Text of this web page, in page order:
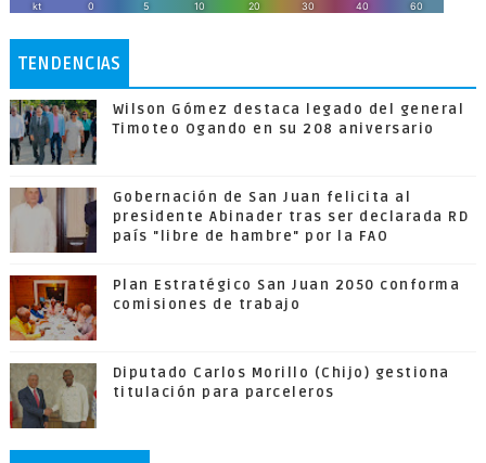
TENDENCIAS
Wilson Gómez destaca legado del general
Timoteo Ogando en su 208 aniversario
Gobernación de San Juan felicita al
presidente Abinader tras ser declarada RD
país "libre de hambre" por la FAO
Plan Estratégico San Juan 2050 conforma
comisiones de trabajo
Diputado Carlos Morillo (Chijo) gestiona
titulación para parceleros